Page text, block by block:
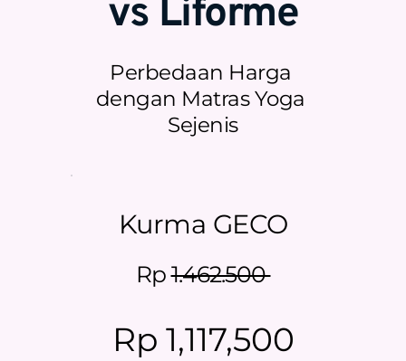
vs Liforme
Perbedaan Harga
dengan Matras Yoga
Sejenis
Kurma GECO
Rp 1.462.500
Rp 1,117,500